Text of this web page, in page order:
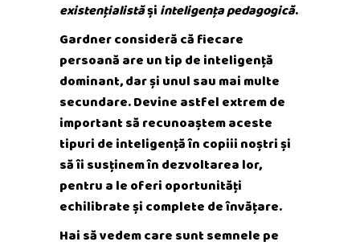
existențialistăși inteligența pedagogică.
Gardner consideră că fiecare
persoană are un tip de inteligență
dominant, dar și unul sau mai multe
secundare. Devine astfel extrem de
important să recunoaștem aceste
tipuri de inteligență în copiii noștri și
să îi susținem în dezvoltarea lor,
pentru a le oferi oportunități
echilibrate și complete de învățare.
Hai să vedem care sunt semnele pe